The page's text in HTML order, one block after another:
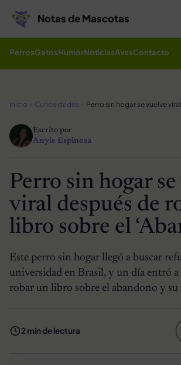
Notas de Mascotas
PerrosGatosHumorNoticiasAvesContacto
Inicio Curiosidades
Escrito por
Anyie Espinosa
Perro sin hogar
viral después de
libro sobre el
Este perro sin hogar llegó a buscar
universidad en Brasil, y un día entró
robar un libro sobre el abandono y su
2 min de lectura